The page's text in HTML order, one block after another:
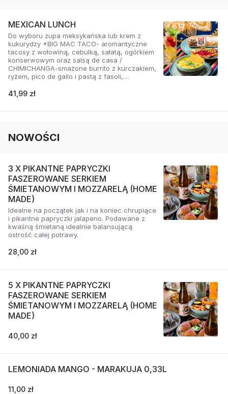
MEXICAN LUNCH
Do wyboru zupa meksykańska lub krem z
kukurydzy *BIG MAC TACO- aromantyczne
tacosy z wołowiną, cebulką, sałatą, ogórkiem
konserwowym oraz salsą de casa /
CHIMICHANGA-smażone burrito z kurczakiem,
ryżem, pico de gallo i pastą z fasoli,
crema / DIRTY FRIES VEGE-frytki z gorącym
41,99 zł
NOWOŚCI
3 X PIKANTNE PAPRYCZKI
FASZEROWANE SERKIEM
ŚMIETANOWYM I MOZZARELĄ (HOME
MADE)
Idealne na początek jak i na koniec chrupiące
i pikantne papryczki jalapeno. Podawane z
kwaśną śmietaną idealnie balansującą
ostrość całej potrawy.
28,00 zł
5 X PIKANTNE PAPRYCZKI
FASZEROWANE SERKIEM
ŚMIETANOWYM I MOZZARELĄ (HOME
MADE)
40,00 zł
LEMONIADA MANGO - MARAKUJA 0,33L
11,00 zł